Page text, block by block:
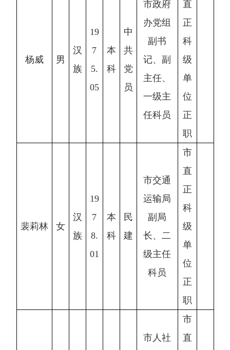
杨威 男
汉
族
19
7
5.
05
本
科
中
共
党
员
市政府
办党组
副书
记、副
主任、
一级主
任科员
直
正
科
级
单
位
正
职
裴莉林 女
汉
族
19
7
8.
01
本
科
民
建
市交通
运输局
副局
长、二
级主任
科员
市
直
正
科
级
单
位
正
职
市人社
市
直